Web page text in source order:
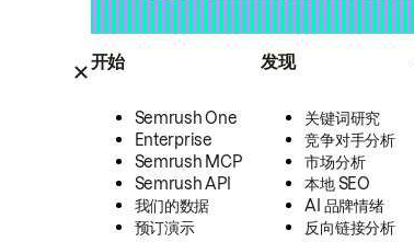
开始
Semrush One
Enterprise
Semrush MCP
Semrush API
我们的数据
预订演示
发现
关键词研究
竞争对手分析
市场分析
本地 SEO
AI 品牌情绪
反向链接分析